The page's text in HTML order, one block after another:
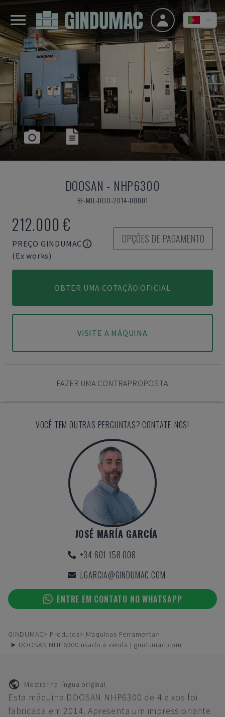
DOOSAN - NHP6300
BE-MIL-DOO-2014-00001
212.000 €
PREÇO GINDUMAC
(Ex works)
OPÇÕES DE PAGAMENTO
OBTER UMA COTAÇÃO OFICIAL
VISITE A MÁQUINA
FAZER UMA CONTRAPROPOSTA
VOCÊ TEM OUTRAS PERGUNTAS? CONTATE-NOS!
JOSÉ MARÍA GARCÍA
+34 601 158 008
J.GARCIA@GINDUMAC.COM
ENTRE EM CONTATO NO WHATSAPP
GINDUMAC Produtos
Máquinas Ferramenta
➤ DOOSAN NHP6300 usado à venda | gindumac.com
Mostrar na língua original
Esta máquina DOOSAN NHP6300 de 4 eixos foi
fabricada em 2014. Apresenta um impressionante